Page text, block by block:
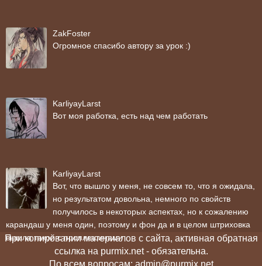
ZakFoster
Огромное спасибо автору за урок :)
KarliyayLarst
Вот моя работка, есть над чем работать
KarliyayLarst
Вот, что вышло у меня, не совсем то, что я ожидала,
но результатом довольна, немного по свойств
получилось в некоторых аспектах, но к сожалению
карандаш у меня один, поэтому и фон да и в целом штриховка
вышла такой с проплешинами
При копировании материалов с сайта, активная обратная
ссылка на purmix.net - обязательна.
По всем вопросам: admin@purmix.net